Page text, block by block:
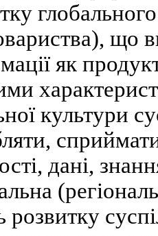
що
як
культури
дані,
розвитку